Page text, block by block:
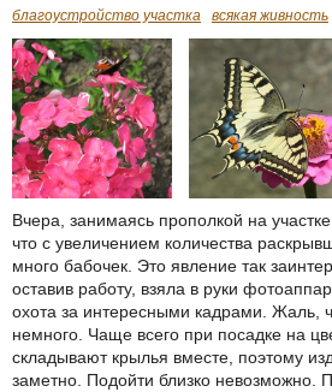
благоустройство участка всякая живность
Вчера, занимаясь прополкой на
что с увеличением количества
много бабочек. Это явление так
оставив работу, взяла в руки
охота за интересными кадрами. Жаль,
немного. Чаще всего при посадке на
складывают крылья вместе, поэтому
заметно. Подойти близко невозможно.